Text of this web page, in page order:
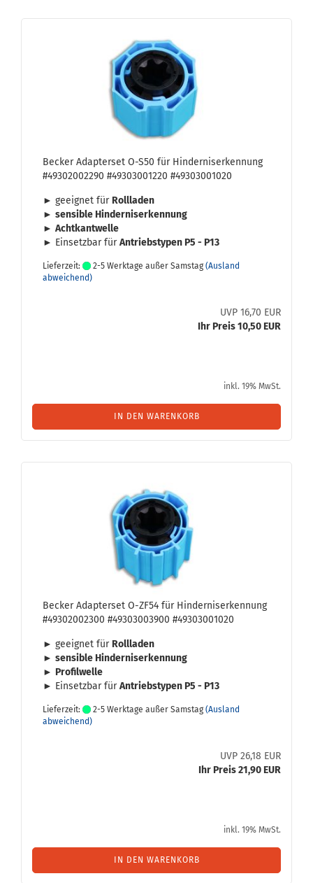
Be­cker Ad­ap­ter­set O-S50 für Hin­der­nis­er­ken­nung
#49302002290 #49303001220 #49303001020
► ge­eig­net für Roll­la­den
► sen­si­ble Hin­der­nis­er­ken­nung
► Acht­kantwelle
► Ein­setz­bar fürAn­triebs­ty­pen P5 - P13
Lieferzeit: 2-5 Werktage außer Samstag (Ausland
abweichend)
UVP 16,70 EUR
Ihr Preis 10,50 EUR
inkl. 19% MwSt.
IN DEN WARENKORB
Be­cker Ad­ap­ter­set O-​ZF54 für Hin­der­nis­er­ken­nung
#49302002300 #49303003900 #49303001020
► ge­eig­net für Roll­la­den
► sen­si­ble Hin­der­nis­er­ken­nung
► Pro­fil­wel­le
► Ein­setz­bar fürAn­triebs­ty­pen P5 - P13
Lieferzeit: 2-5 Werktage außer Samstag (Ausland
abweichend)
UVP 26,18 EUR
Ihr Preis 21,90 EUR
inkl. 19% MwSt.
IN DEN WARENKORB